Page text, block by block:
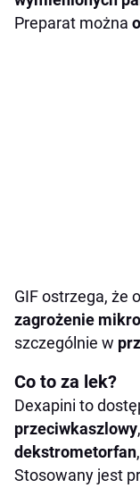
Preparat można
GIF ostrzega, że
zagrożenie
szczególnie w
Co to za lek?
Dexapini to
przeciwkaszlowy
dekstrometorfan,
Stosowany jest